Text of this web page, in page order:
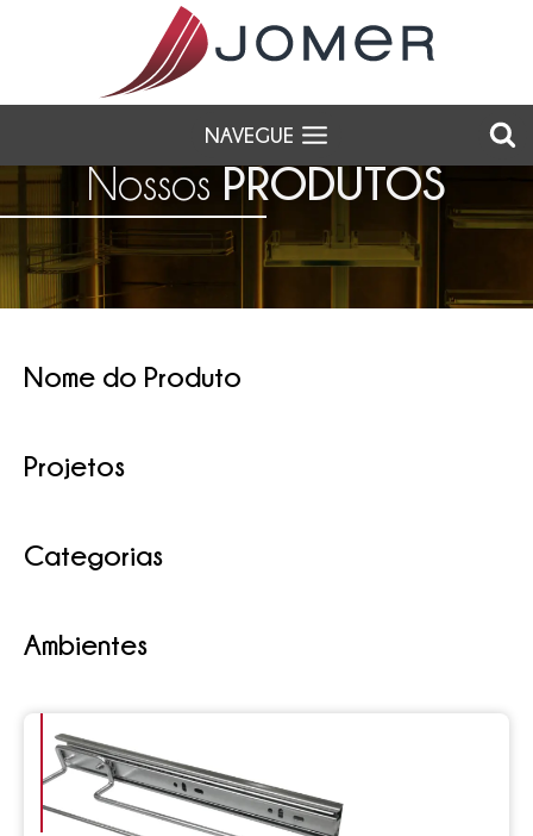
NAVEGUE
Nossos PRODUTOS
Nome do Produto
Projetos
Categorias
Ambientes